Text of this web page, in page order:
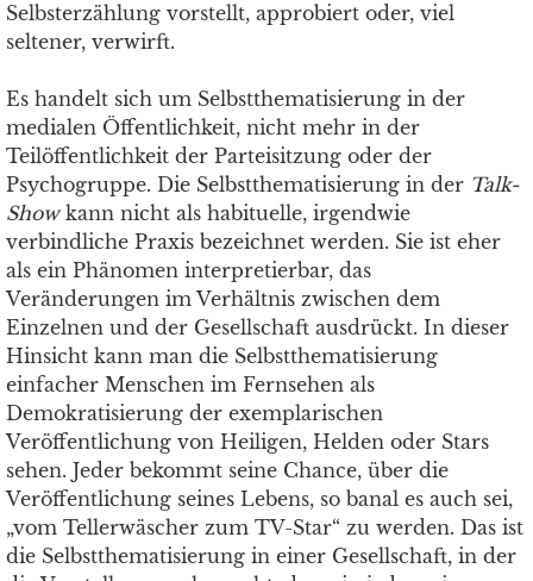
Selbsterzählung vorstellt, approbiert oder, viel
seltener, verwirft.
Es handelt sich um Selbstthematisierung in der
medialen Öffentlichkeit, nicht mehr in der
Teilöffentlichkeit der Parteisitzung oder der
Psychogruppe. Die Selbstthematisierung in der Talk-
Showkann nicht als habituelle, irgendwie
verbindliche Praxis bezeichnet werden. Sie ist eher
als ein Phänomen interpretierbar, das
Veränderungen im Verhältnis zwischen dem
Einzelnen und der Gesellschaft ausdrückt. In dieser
Hinsicht kann man die Selbstthematisierung
einfacher Menschen im Fernsehen als
Demokratisierung der exemplarischen
Veröffentlichung von Heiligen, Helden oder Stars
sehen. Jeder bekommt seine Chance, über die
Veröffentlichung seines Lebens, so banal es auch sei,
„vom Tellerwäscher zum TV-Star“ zu werden. Das ist
die Selbstthematisierung in einer Gesellschaft, in der